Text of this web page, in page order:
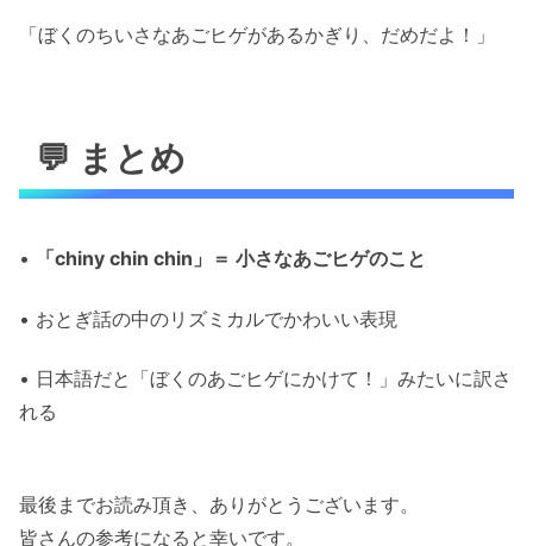
「ぼくのちいさなあごヒゲがあるかぎり、だめだよ！」
💬 まとめ
• 「chiny chin chin」＝ 小さなあごヒゲのこと
• おとぎ話の中のリズミカルでかわいい表現
• 日本語だと「ぼくのあごヒゲにかけて！」みたいに訳さ
れる
最後までお読み頂き、ありがとうございます。
皆さんの参考になると幸いです。